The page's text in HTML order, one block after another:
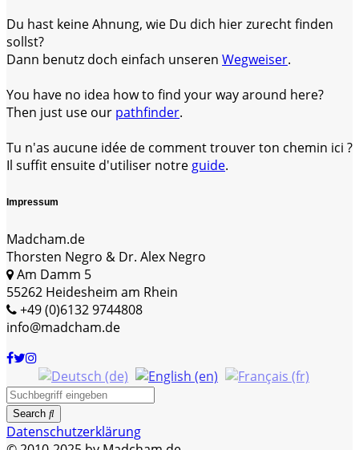
Du hast keine Ahnung, wie Du dich hier zurecht finden
sollst?
Dann benutz doch einfach unseren Wegweiser.
You have no idea how to find your way around here?
Then just use our pathfinder.
Tu n'as aucune idée de comment trouver ton chemin ici ?
Il suffit ensuite d'utiliser notre guide.
Impressum
Madcham.de
Thorsten Negro & Dr. Alex Negro
Am Damm 5
55262 Heidesheim am Rhein
+49 (0)6132 9744808
info@madcham.de
Search
Datenschutzerklärung